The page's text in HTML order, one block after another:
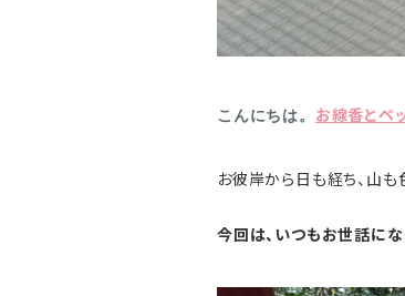
こんにちは。 お線香とペ
お彼岸から日も経ち、山
今回は、いつもお世話にな